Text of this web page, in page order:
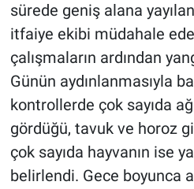
sürede geniş alana
itfaiye ekibi müdahale
çalışmaların ardından
Günün aydınlanmasıyla
kontrollerde çok sayıda
gördüğü, tavuk ve horoz
çok sayıda hayvanın ise
belirlendi. Gece boyunca